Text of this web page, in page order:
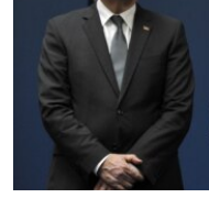
ISPRIČAJ MI
DNEVNO@RSE
SPECIJALI RSE
VIŠE OD NASLOVA
GENOCID U SREBRENICI
PRATITE NAS